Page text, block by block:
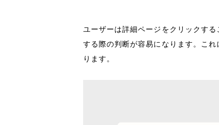
ユーザーは詳細ページをクリックす
する際の判断が容易になります。こ
ります。